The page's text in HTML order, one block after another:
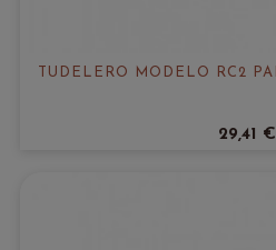
TUDELERO MODELO RC2
29,41 €